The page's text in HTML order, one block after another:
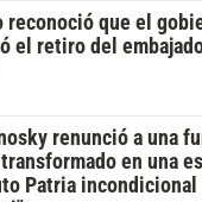
reconoció que el
el retiro del
renunció a una
en una
Patria